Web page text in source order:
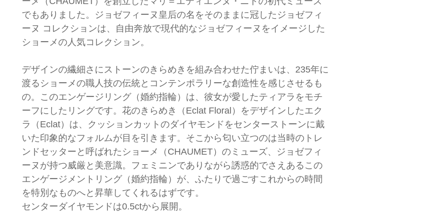
でもありました。ジョゼフィーヌ皇后の名をそのままに冠したジョゼフィ
ーヌ コレクションは、自由奔放で現代的なジョゼフィーヌをイメージした
ショーメの人気コレクション。
デザインの繊細さにストーンのきらめきを組み合わせた佇まいは、235年に
渡るショーメの職人技の伝統とコンテンポラリーな創造性を感じさせるも
の。このエンゲージリング（婚約指輪）は、彼女が愛したティアラをモチ
ーフにしたリングです。花のきらめき（Eclat Floral）をデザインしたエク
ラ（Eclat）は、クッションカットのダイヤモンドをセンターストーンに戴
いた印象的なフォルムが目を引きます。そこから匂い立つのは当時のトレ
ンドセッターと呼ばれたショーメ（CHAUMET）のミューズ、ジョゼフィ
ーヌが持つ威厳と美意識。フェミニンでありながら誘惑的でさえあるこの
エンゲージメントリング（婚約指輪）が、ふたりで過ごすこれからの時間
を特別なものへと昇華してくれるはずです。
センターダイヤモンドは0.5ctから展開。